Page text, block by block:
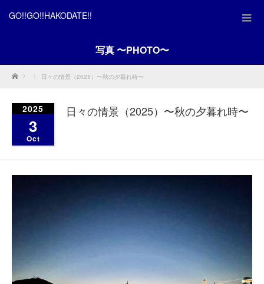
GO!!GO!!HAKODATE!!
写真 〜PHOTO〜
Home 日々の情景（2025）〜秋の夕暮れ時〜
2025
3
Oct
日々の情景（2025）〜秋の夕暮れ時〜